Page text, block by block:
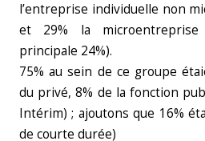
l’entreprise individuelle non
et 29% la
principale 24%).
75% au sein de ce groupe
du privé, 8% de la fonction
Intérim) ; ajoutons que 16%
de courte durée)